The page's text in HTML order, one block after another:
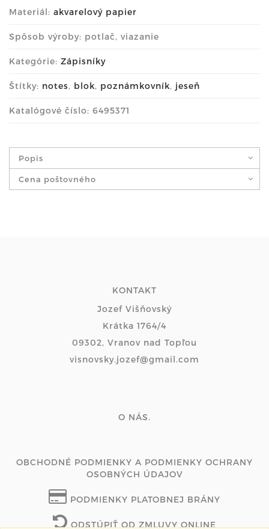
Materiál: akvarelový papier
Spôsob výroby: potlač, viazanie
Kategórie: Zápisníky
Štítky: notes, blok, poznámkovník, jeseň
Katalógové číslo: 6495371
Popis
Cena poštovného
KONTAKT
Jozef Višňovský
Krátka 1764/4
09302, Vranov nad Topľou
visnovsky.jozef@gmail.com
O NÁS.
OBCHODNÉ PODMIENKY A PODMIENKY OCHRANY
OSOBNÝCH ÚDAJOV
PODMIENKY PLATOBNEJ BRÁNY
ODSTÚPIŤ OD ZMLUVY ONLINE